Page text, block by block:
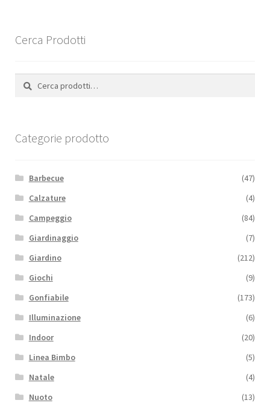
Cerca Prodotti
Cerca:
Cerca
Categorie prodotto
Barbecue
(47)
Calzature
(4)
Campeggio
(84)
Giardinaggio
(7)
Giardino
(212)
Giochi
(9)
Gonfiabile
(173)
Illuminazione
(6)
Indoor
(20)
Linea Bimbo
(5)
Natale
(4)
Nuoto
(13)